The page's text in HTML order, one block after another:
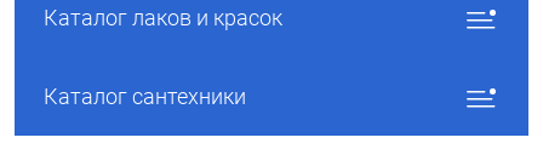
Каталог лаков и красок
Каталог сантехники